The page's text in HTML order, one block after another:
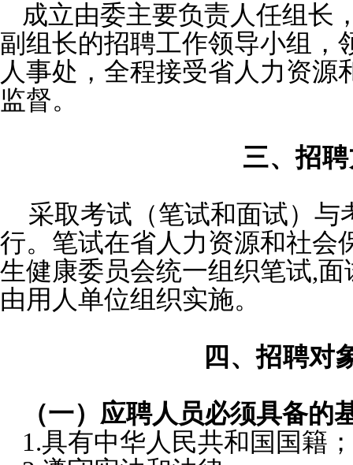
成立由委主要负责人任组长
副组长的招聘工作领导小组，
人事处，全程接受省人力资源
监督。
三、招
采取考试（笔试和面试）与
行。笔试在省人力资源和社会
生健康委员会统一组织笔试,
由用人单位组织实施。
四、招聘对
（一）应聘人员必须具备的
1.具有中华人民共和国国籍；